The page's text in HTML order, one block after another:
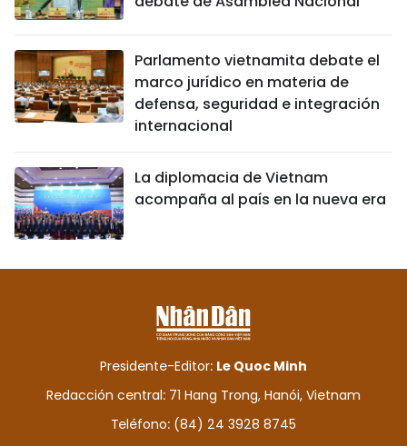
Parlamento vietnamita debate el
marco jurídico en materia de
defensa, seguridad e integración
internacional
La diplomacia de Vietnam
acompaña al país en la nueva era
Presidente-Editor: Le Quoc Minh
Redacción central: 71 Hang Trong, Hanói, Vietnam
Teléfono: (84) 24 3928 8745